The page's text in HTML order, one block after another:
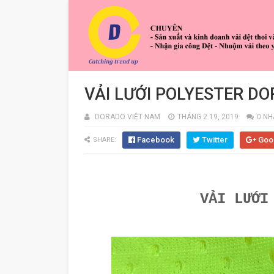
VẢI LƯỚI POLYESTER
DORADO VIỆT NAM THÁNG 2 19, 2019 0
SHARE: Facebook Twitter
VẢI LƯỚI